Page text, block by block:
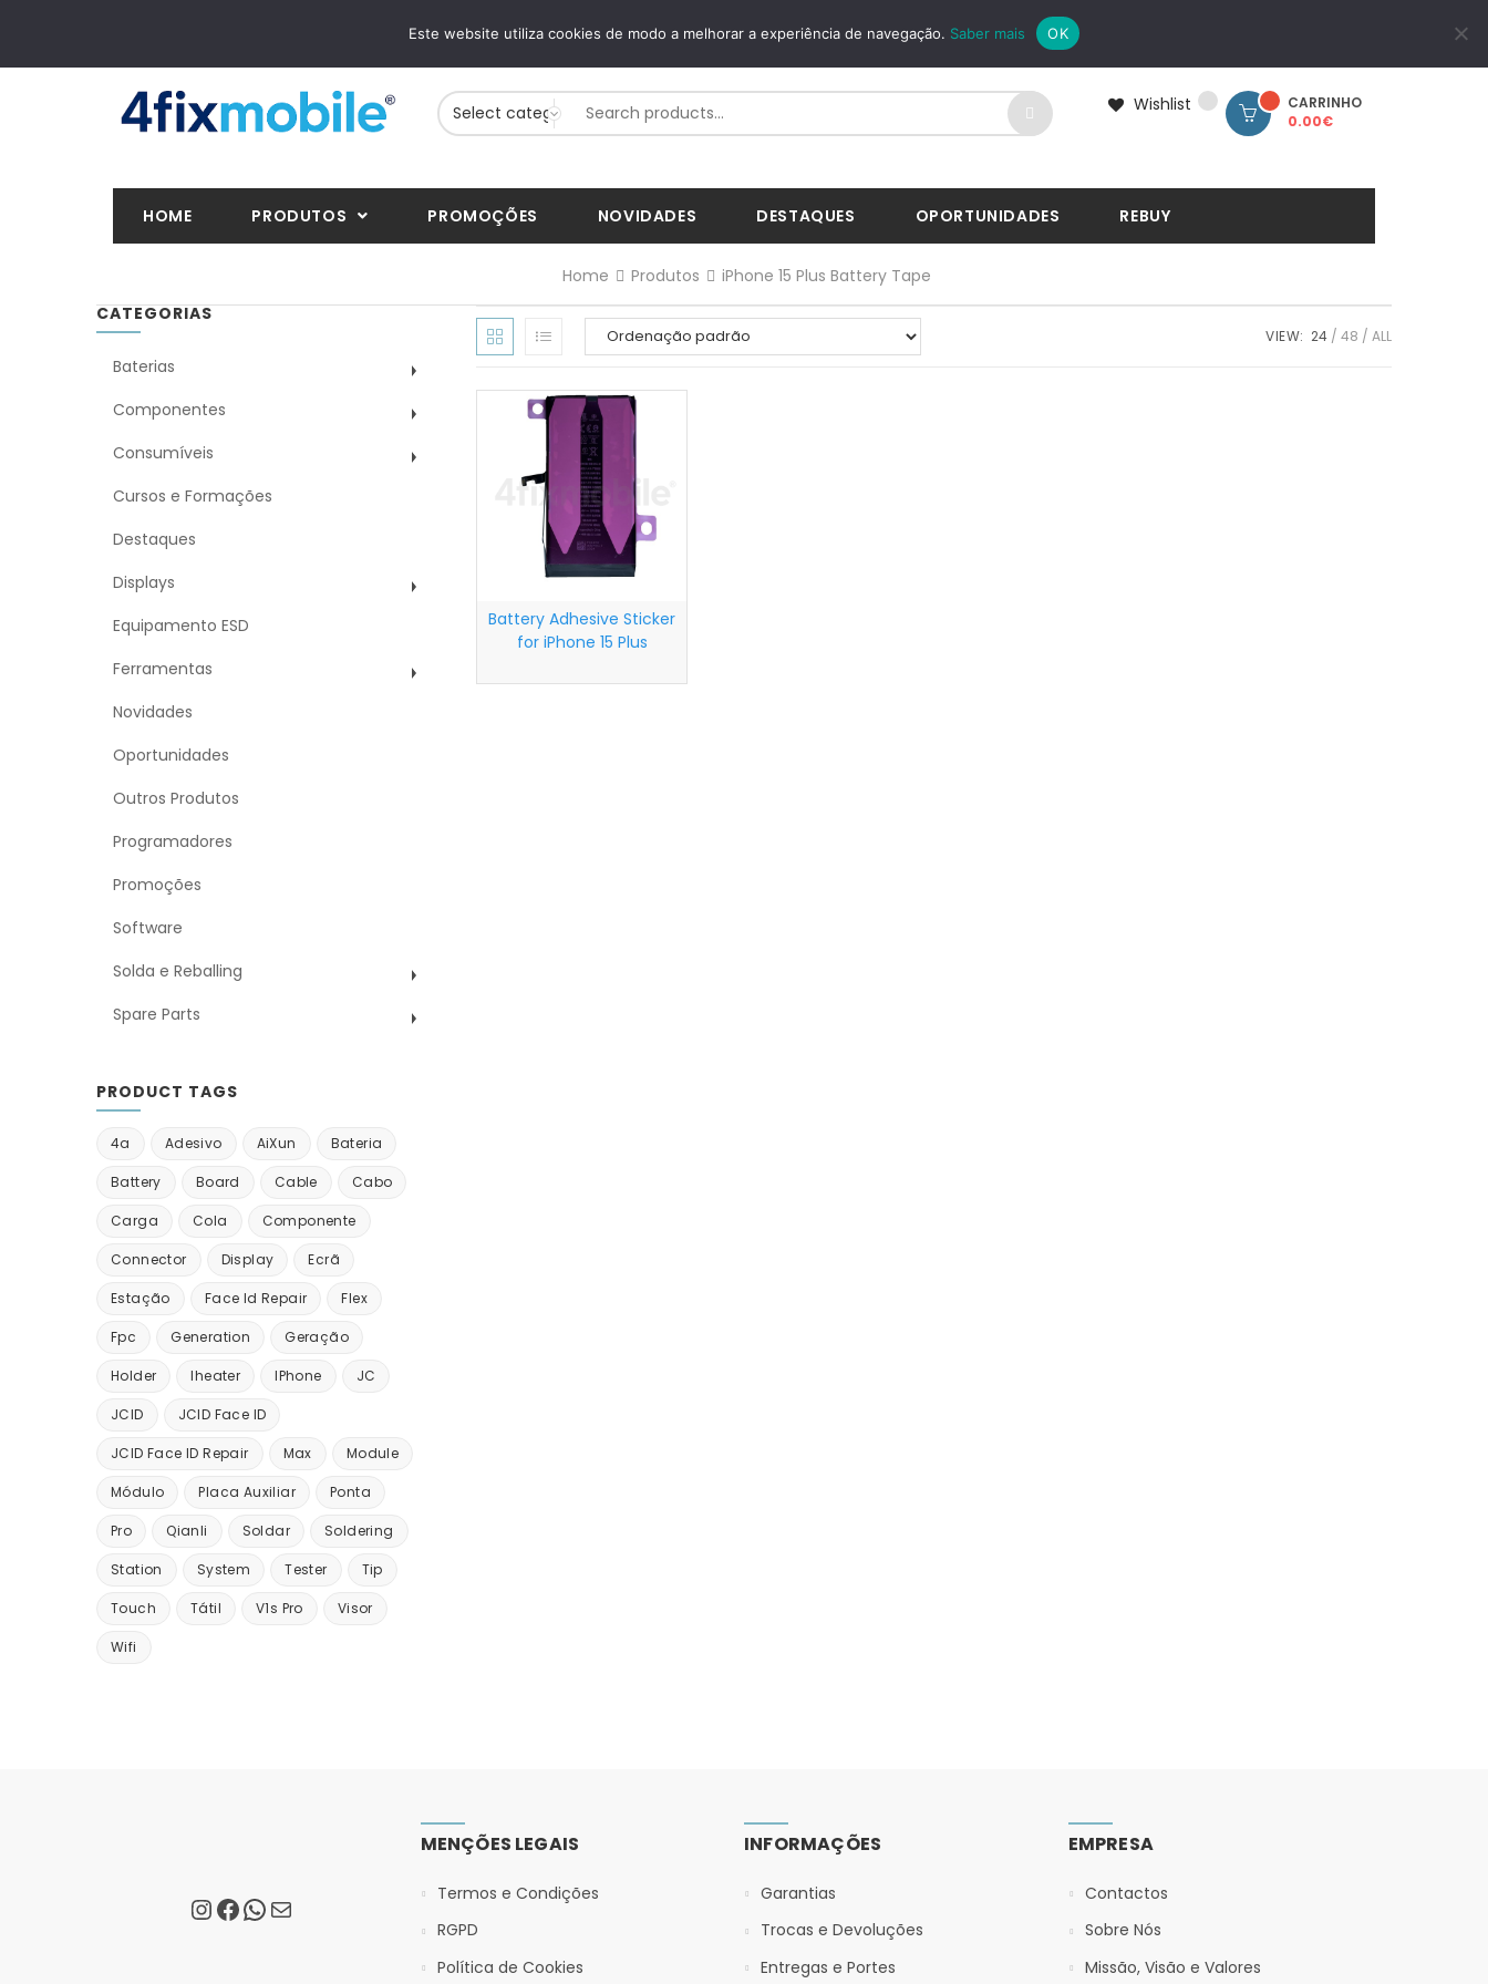
VISA, Mastercard, MBWay... +351 926 268 200
Wishlist
CARRINHO
0.00€
HOME PRODUTOS PROMOÇÕES NOVIDADES DESTAQUES OPORTUNIDADES REBUY
Home Produtos iPhone 15 Plus Battery Tape
VIEW: 24 48 ALL
Battery Adhesive Sticker
for iPhone 15 Plus
CATEGORIAS
Baterias
Componentes
Consumíveis
Cursos e Formações
Destaques
Displays
Equipamento ESD
Ferramentas
Novidades
Oportunidades
Outros Produtos
Programadores
Promoções
Software
Solda e Reballing
Spare Parts
PRODUCT TAGS
4a Adesivo AiXun Bateria
Battery Board Cable Cabo
Carga Cola Componente
Connector Display Ecrã
Estação Face Id Repair Flex
Fpc Generation Geração
Holder Iheater IPhone JC
JCID JCID Face ID
JCID Face ID Repair Max Module
Módulo Placa Auxiliar Ponta
Pro Qianli Soldar Soldering
Station System Tester Tip
Touch Tátil V1s Pro Visor
Wifi
MENÇÕES LEGAIS
Termos e Condições
RGPD
Política de Cookies
INFORMAÇÕES
Garantias
Trocas e Devoluções
Entregas e Portes
EMPRESA
Contactos
Sobre Nós
Missão, Visão e Valores
Este website utiliza cookies de modo a melhorar a experiência de navegação. Saber mais OK